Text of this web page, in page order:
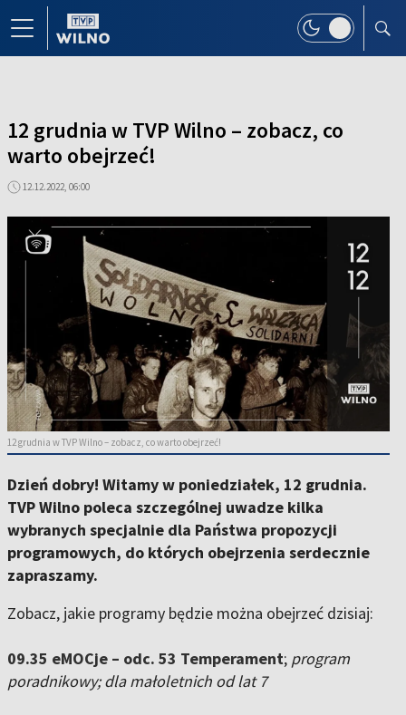
12 grudnia w TVP Wilno – zobacz, co
warto obejrzeć!
12.12.2022, 06:00
12 grudnia w TVP Wilno – zobacz, co warto obejrzeć!
Dzień dobry! Witamy w poniedziałek, 12 grudnia.
TVP Wilno poleca szczególnej uwadze kilka
wybranych specjalnie dla Państwa propozycji
programowych, do których obejrzenia serdecznie
zapraszamy.
Zobacz, jakie programy będzie można obejrzeć dzisiaj:
09.35 eMOCje – odc. 53 Temperament; program
poradnikowy; dla małoletnich od lat 7